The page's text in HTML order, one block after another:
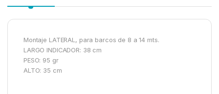
Montaje LATERAL, para barcos de 8 a 14 mts.
LARGO INDICADOR: 38 cm
PESO: 95 gr
ALTO: 35 cm